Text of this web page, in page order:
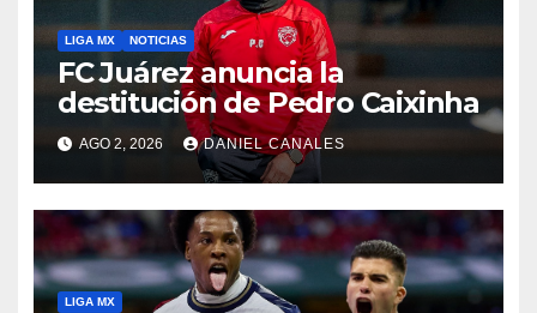
LIGA MX NOTICIAS
FC Juárez anuncia la
destitución de Pedro Caixinha
AGO 2, 2026 DANIEL CANALES
LIGA MX